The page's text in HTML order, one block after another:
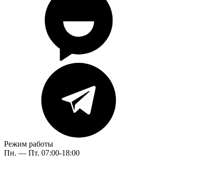
Режим работы
Пн. — Пт. 07:00-18:00